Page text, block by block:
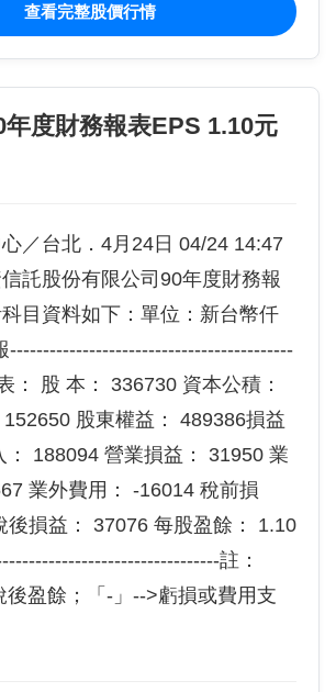
查看完整股價行情
年度財務報表EPS 1.10元
／台北．4月24日 04/24 14:47
託股份有限公司90年度財務報
目資料如下：單位：新台幣仟
-------------------------------------------
： 股 本： 336730 資本公積：
股東權益： 489386損益
： 188094 營業損益： 31950 業
業外費用： -16014 稅前損
後損益： 37076 每股盈餘： 1.10
註：
後盈餘；「-」-->虧損或費用支